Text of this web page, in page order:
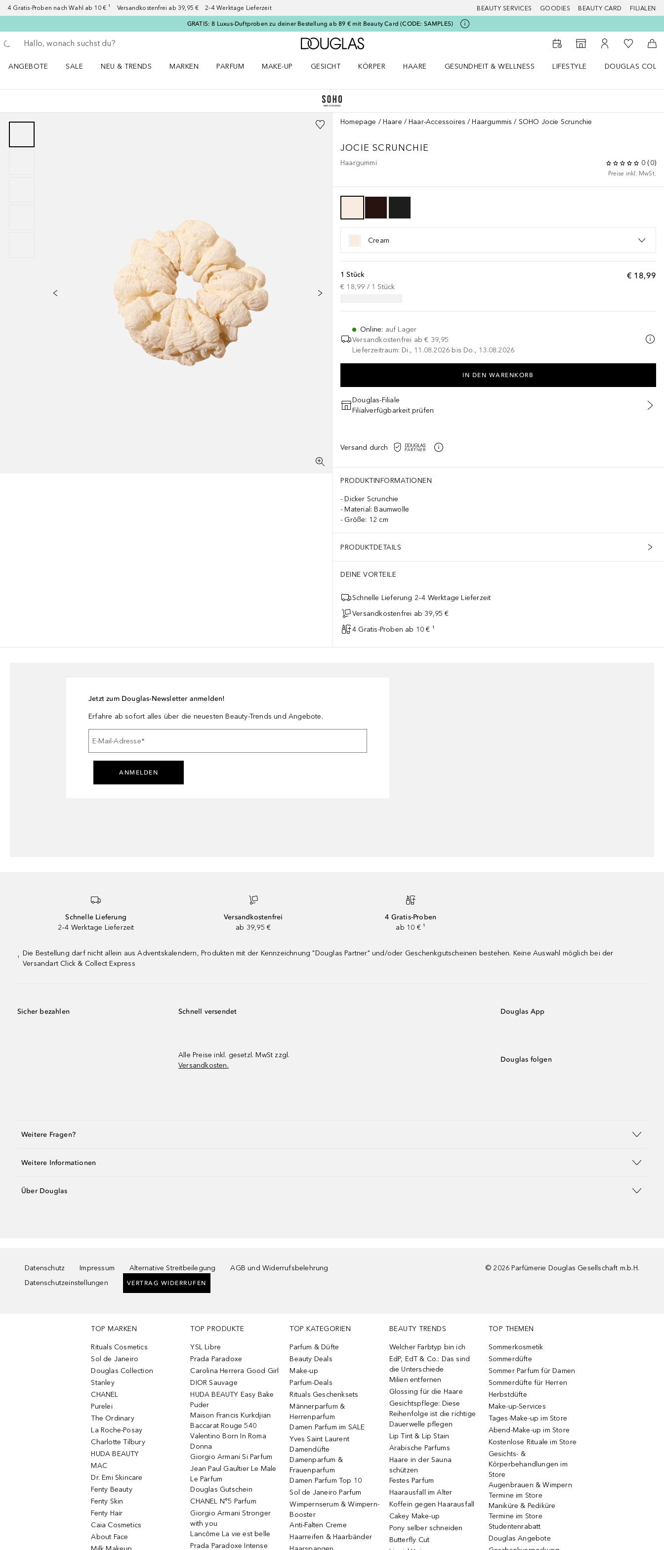
4 Gratis-Proben nach Wahl ab 10 € ¹ Versandkostenfrei ab 39,95 € 2–4 Werktage Lieferzeit BEAUTY SERVICES GOODIES BEAUTY CARD FILIALEN
GRATIS: 8 Luxus-Duftproben zu deiner Bestellung ab 89 € mit Beauty Card (CODE: SAMPLES)
Gehe zurück
Suche ausführen
Zur Douglas Startseite
Zum Storefinder
Zu Meinem
Zu Meiner
ANGEBOTE
SALE
NEU & TRENDS
MARKEN
PARFUM
MAKE-UP
GESICHT
KÖRPER
HAARE
GESUNDHEIT & WELLNESS
LIFESTYLE
DOUGLAS
Homepage Haare Haar-Accessoires Haargummis SOHO Jocie Scrunchie
JOCIE SCRUNCHIE
Haargummi 0 (0)
Preise inkl. MwSt.
Cream
€ 18,99
1 Stück
€ 18,99 / 1 Stück
Online: auf Lager
Versandkostenfrei ab € 39,95
Lieferzeitraum: Di., 11.08.2026 bis Do., 13.08.2026
IN DEN WARENKORB
Douglas-Filiale
Filialverfügbarkeit prüfen
Versand durch
PRODUKTINFORMATIONEN
Dicker Scrunchie
Material: Baumwolle
Größe: 12 cm
PRODUKTDETAILS
DEINE VORTEILE
Schnelle Lieferung 2–4 Werktage Lieferzeit
Versandkostenfrei ab 39,95 €
4 Gratis-Proben ab 10 € ¹
Jetzt zum Douglas-Newsletter anmelden!
Erfahre ab sofort alles über die neuesten Beauty-Trends und Angebote.
E-Mail-Adresse*
ANMELDEN
Schnelle Lieferung
2–4 Werktage Lieferzeit
Versandkostenfrei
ab 39,95 €
4 Gratis-Proben
ab 10 € ¹
¹
Die Bestellung darf nicht allein aus Adventskalendern, Produkten mit der Kennzeichnung "Douglas Partner" und/oder Geschenkgutscheinen bestehen. Keine Auswahl möglich bei der
Versandart Click & Collect Express
Sicher bezahlen Schnell versendet
Alle Preise inkl. gesetzl. MwSt zzgl.
Versandkosten.
Douglas App
Douglas folgen
Weitere Fragen?
Weitere Informationen
Über Douglas
Datenschutz Impressum Alternative Streitbeilegung
AGB und Widerrufsbelehrung
Datenschutzeinstellungen
VERTRAG WIDERRUFEN
© 2026 Parfümerie Douglas Gesellschaft m.b.H.
TOP MARKEN
Rituals Cosmetics
Sol de Janeiro
Douglas Collection
Stanley
CHANEL
Purelei
The Ordinary
La Roche-Posay
Charlotte Tilbury
HUDA BEAUTY
MAC
Dr. Emi Skincare
Fenty Beauty
Fenty Skin
Fenty Hair
Caia Cosmetics
About Face
TOP PRODUKTE
YSL Libre
Prada Paradoxe
Carolina Herrera Good Girl
DIOR Sauvage
HUDA BEAUTY Easy Bake
Puder
Maison Francis Kurkdjian
Baccarat Rouge 540
Valentino Born In Roma
Donna
Giorgio Armani Si Parfum
Jean Paul Gaultier Le Male
Le Parfum
Douglas Gutschein
CHANEL N°5 Parfum
Giorgio Armani Stronger
with you
Lancôme La vie est belle
Prada Paradoxe Intense
TOP KATEGORIEN
Parfum & Düfte
Beauty Deals
Make-up
Parfum-Deals
Rituals Geschenksets
Männerparfum &
Herrenparfum
Damen Parfum im SALE
Yves Saint Laurent
Damendüfte
Damenparfum &
Frauenparfum
Damen Parfum Top 10
Sol de Janeiro Parfum
Wimpernserum & Wimpern-
Booster
Anti-Falten Creme
Haarreifen & Haarbänder
BEAUTY TRENDS
Welcher Farbtyp bin ich
EdP, EdT & Co.: Das sind
die Unterschiede
Milien entfernen
Glossing für die Haare
Gesichtspflege: Diese
Reihenfolge ist die richtige
Dauerwelle pflegen
Lip Tint & Lip Stain
Arabische Parfums
Haare in der Sauna
schützen
Festes Parfum
Haarausfall im Alter
Koffein gegen Haarausfall
Cakey Make-up
Pony selber schneiden
Butterfly Cut
TOP THEMEN
Sommerkosmetik
Sommerdüfte
Sommer Parfum für Damen
Sommerdüfte für Herren
Herbstdüfte
Make-up-Services
Tages-Make-up im Store
Abend-Make-up im Store
Kostenlose Rituale im Store
Gesichts- &
Körperbehandlungen im
Store
Augenbrauen & Wimpern
Termine im Store
Maniküre & Pediküre
Termine im Store
Studentenrabatt
Douglas Angebote